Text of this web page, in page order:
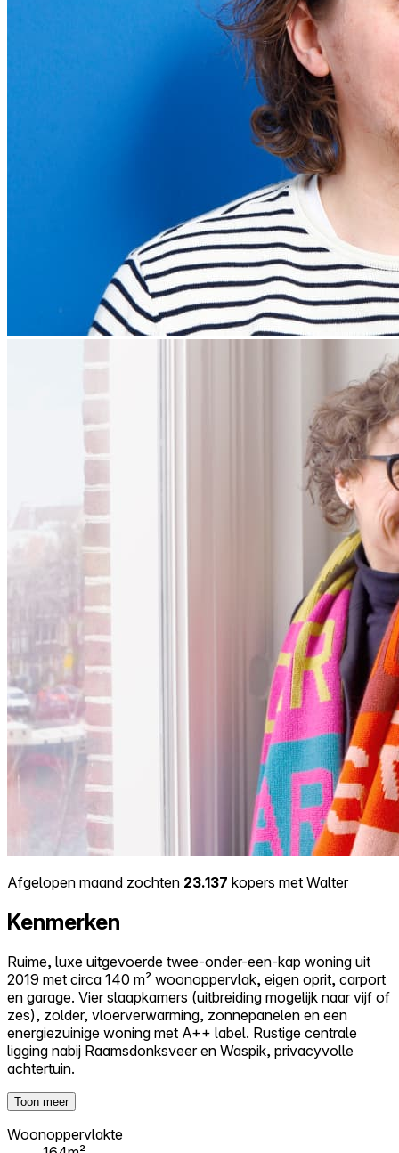
Afgelopen maand zochten 23.137 kopers met Walter
Kenmerken
Ruime, luxe uitgevoerde twee-onder-een-kap woning uit
2019 met circa 140 m² woonoppervlak, eigen oprit, carport
en garage. Vier slaapkamers (uitbreiding mogelijk naar vijf of
zes), zolder, vloerverwarming, zonnepanelen en een
energiezuinige woning met A++ label. Rustige centrale
ligging nabij Raamsdonksveer en Waspik, privacyvolle
achtertuin.
Toon meer
Woonoppervlakte